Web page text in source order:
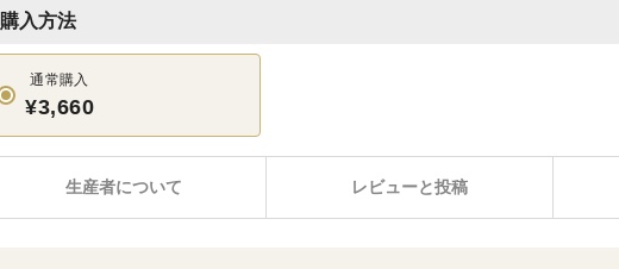
購入方法
通常購入
¥3,660
レビューと投稿
生産者について